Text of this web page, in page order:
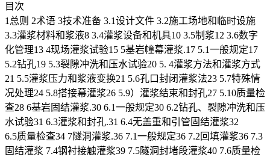
目次
1总则 2术语 3技术准备 3.1设计文件 3.2施工场地和临时设施
3.3灌浆材料和浆液8 3.4灌浆设备和机具10 3.5制浆12 3.6数字
化管理13 4现场灌浆试验15 5基岩幢幕灌浆.17 5.1一般规定17
5.2钻孔19 5.3裂隙冲洗和压水试验20 5. 4灌浆方法和灌浆方式
21 5.5灌浆压力和浆液变换21 5.6孔口封闭灌浆法23 5.7特殊情
况处理24 5.8搭接幕灌浆26 5.9）灌浆结束和封孔27 5.10质量检
查28 6基岩固结灌浆.30 6.1一般规定30 6.2钻孔、裂隙冲洗和压
水试验31 6.3灌浆和封孔.31 6.4无盖重和引管固结灌浆32
6.5质量检查34 7隧洞灌浆.36 7.1一般规定36 7.2回填灌浆36 7.3
固结灌浆 7.4钢衬接触灌浆39 7.5隧洞封堵段灌浆40 7.6质量检